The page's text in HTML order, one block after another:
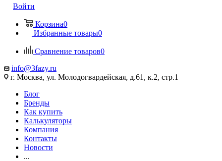
Войти
Корзина0
Избранные товары0
Сравнение товаров0
info@3fazy.ru
г. Москва, ул. Молодогвардейская, д.61, к.2, стр.1
Блог
Бренды
Как купить
Калькуляторы
Компания
Контакты
Новости
...